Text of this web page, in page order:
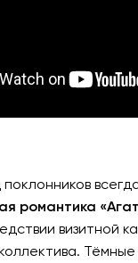
«АГАТЫ
романтика
визитной